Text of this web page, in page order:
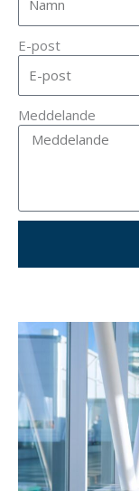
E-post
Meddelande